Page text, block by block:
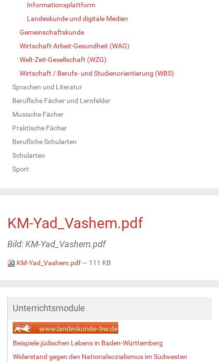
Informationsplattform
Landeskunde und digitale Medien
Gemeinschaftskunde
Wirtschaft-Arbeit-Gesundheit (WAG)
Welt-Zeit-Gesellschaft (WZG)
Wirtschaft / Berufs- und Studienorientierung (WBS)
Sprachen und Literatur
Berufliche Fächer und Lernfelder
Musische Fächer
Praktische Fächer
Berufliche Schularten
Schularten
Sport
KM-Yad_Vashem.pdf
Bild: KM-Yad_Vashem.pdf
KM-Yad_Vashem.pdf— 111 KB
Unterrichtsmodule
Beispiele jüdischen Lebens in Baden-Württemberg
Widerstand gegen den Nationalsozialismus im Südwesten